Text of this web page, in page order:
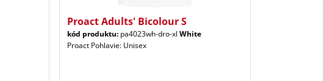
Proact Adults' Bicolour S
kód produktu: pa4023wh-dro-xl White
Proact Pohlavie: Unisex